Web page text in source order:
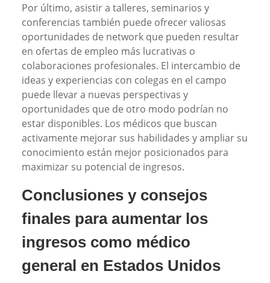
Por último, asistir a talleres, seminarios y
conferencias también puede ofrecer valiosas
oportunidades de network que pueden resultar
en ofertas de empleo más lucrativas o
colaboraciones profesionales. El intercambio de
ideas y experiencias con colegas en el campo
puede llevar a nuevas perspectivas y
oportunidades que de otro modo podrían no
estar disponibles. Los médicos que buscan
activamente mejorar sus habilidades y ampliar su
conocimiento están mejor posicionados para
maximizar su potencial de ingresos.
Conclusiones y consejos
finales para aumentar los
ingresos como médico
general en Estados Unidos